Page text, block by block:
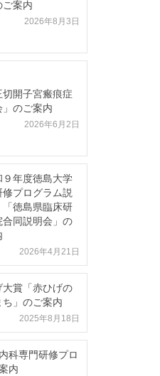
ご案内
2026年8月3日
切開子宮瘢痕症
」のご案内
2026年6月2日
９年度徳島大学
修プログラム説
「徳島県臨床研
合同説明会」の
2026年4月21日
大賞「赤ひげの
ち」のご案内
2025年8月18日
科専門研修プロ
内